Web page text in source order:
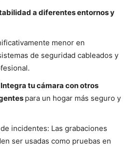
a diferentes entornos y
menor en
de seguridad cableados y
Integra tu cámara con otros
para un hogar más seguro y
incidentes: Las grabaciones
ser usadas como pruebas en